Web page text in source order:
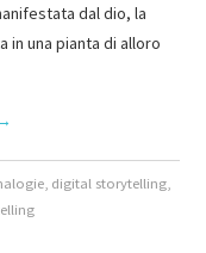
dal dio, la
una pianta di alloro
, digital storytelling,